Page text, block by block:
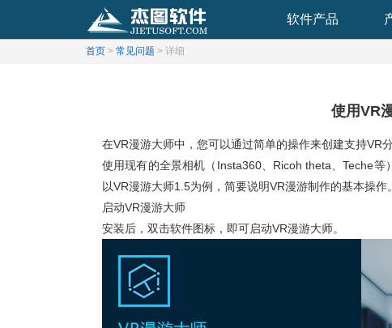
软件产品
首页 > 常见问题 > 详细
使用VR
在VR漫游大师中，您可以通过简单的操作来创建支持VR
使用现有的全景相机（Insta360、Ricoh theta、Teche
以VR漫游大师1.5为例，简要说明VR漫游制作的基本操作。
启动VR漫游大师
安装后，双击软件图标，即可启动VR漫游大师。